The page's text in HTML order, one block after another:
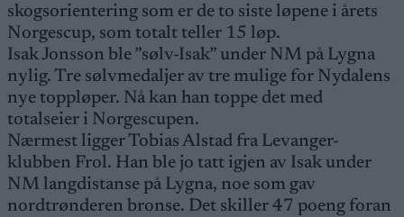
skogsorientering som er de to siste løpene i årets
Norgescup, som totalt teller 15 løp.
Isak Jonsson ble ”sølv-Isak” under NM på Lygna
nylig. Tre sølvmedaljer av tre mulige for Nydalens
nye toppløper. Nå kan han toppe det med
totalseier i Norgescupen.
Nærmest ligger Tobias Alstad fra Levanger-
klubben Frol. Han ble jo tatt igjen av Isak under
NM langdistanse på Lygna, noe som gav
nordtrønderen bronse. Det skiller 47 poeng foran